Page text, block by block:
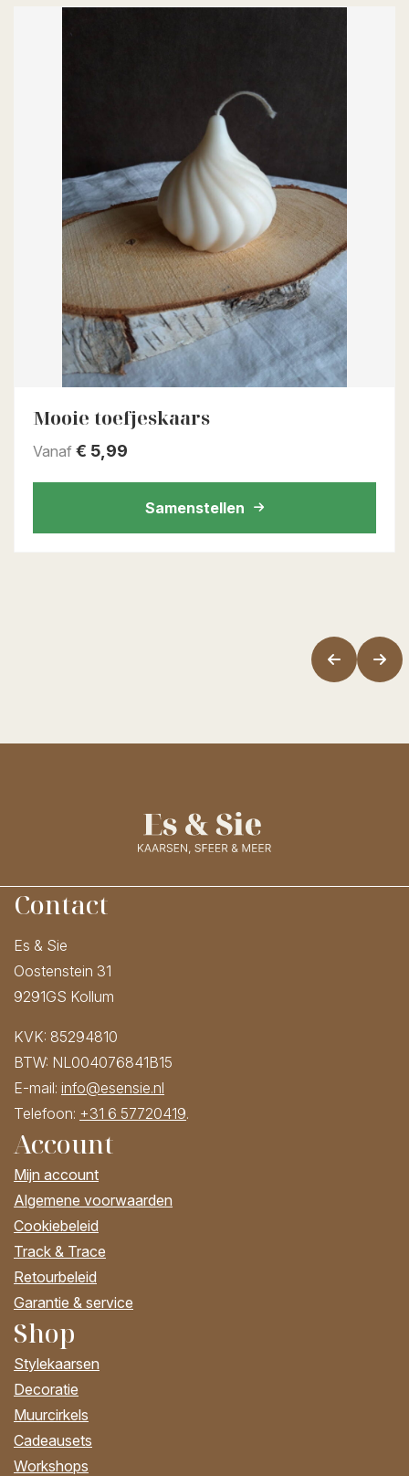
Mooie toefjeskaars
Vanaf € 5,99
Samenstellen
Contact
Es & Sie
Oostenstein 31
9291GS Kollum
KVK: 85294810
BTW: NL004076841B15
E-mail: info@esensie.nl
Telefoon: +31 6 57720419.
Account
Mijn account
Algemene voorwaarden
Cookiebeleid
Track & Trace
Retourbeleid
Garantie & service
Shop
Stylekaarsen
Decoratie
Muurcirkels
Cadeausets
Workshops